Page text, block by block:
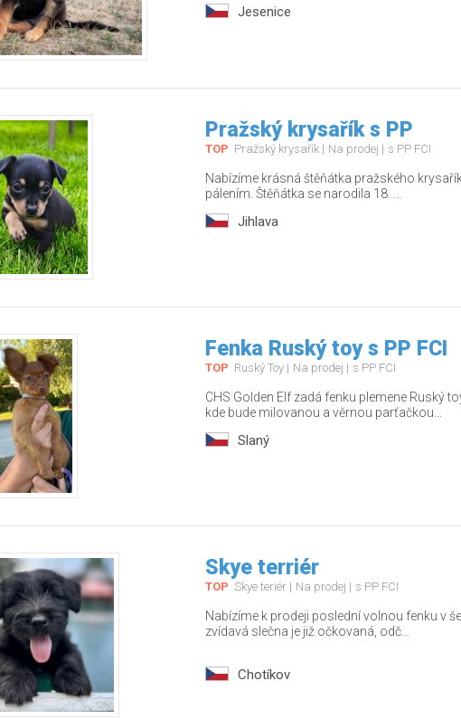
Jesenice
Pražský krysařík s PP
TOP Pražský krysařík Na prodej s PP FCI
Nabízíme krásná štěňátka pražského
pálením. Štěňátka se narodila 18. ...
Jihlava
Fenka Ruský toy s PP FCI
TOP Ruský Toy Na prodej s PP FCI
CHS Golden Elf zadá fenku plemene Ruský
kde bude milovanou a věrnou parťačkou...
Slaný
Skye terriér
TOP Skye teriér Na prodej s PP FCI
Nabízíme k prodeji poslední volnou fenku v
zvídavá slečna je již očkovaná, odč...
Chotíkov